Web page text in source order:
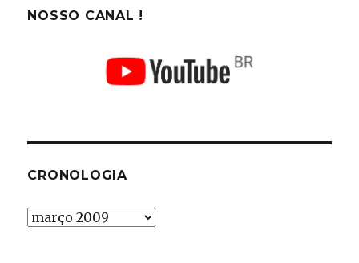
NOSSO CANAL !
CRONOLOGIA
Cronologia